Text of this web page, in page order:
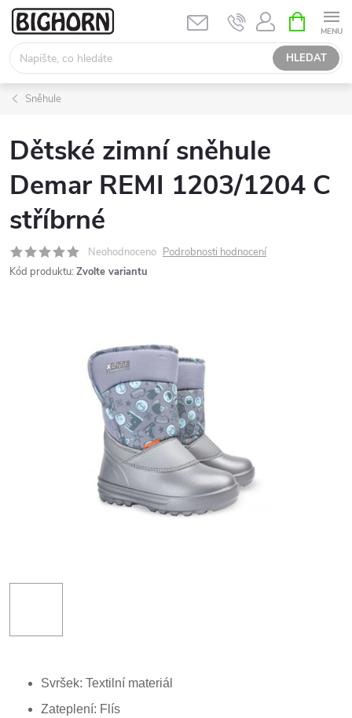
Přejít
obsah
HLEDAT
NÁKUPNÍ
KOŠÍK
Sněhule
Dětské zimní sněhule
Demar REMI 1203/1204 C
stříbrné
Neohodnoceno Podrobnosti hodnocení
Kód produktu: Zvolte variantu
Svršek: Textilní materiál
Zateplení: Flís